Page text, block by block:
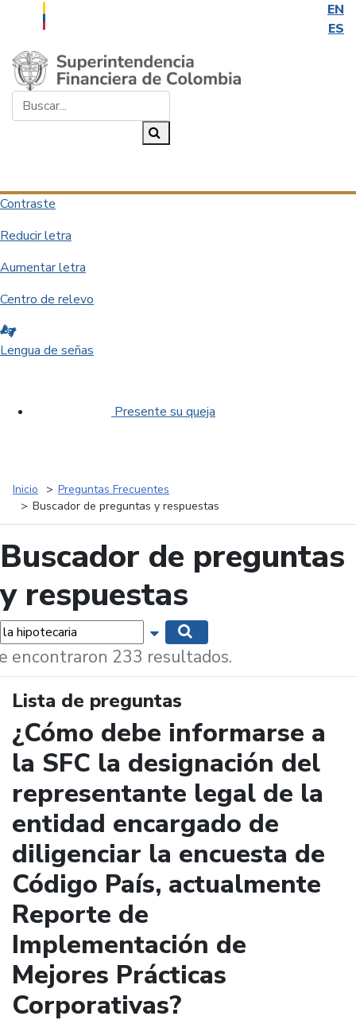
EN
ES
Saltar al contenido principal
Contraste
Reducir letra
Aumentar letra
Centro de relevo
Lengua de señas
Presente su queja
Inicio
Preguntas Frecuentes
Buscador de preguntas y respuestas
Buscador de preguntas
y respuestas
Mostrar opciones de búsqueda
encontraron 233 resultados.
Lista de preguntas
¿Cómo debe informarse a
la SFC la designación del
representante legal de la
entidad encargado de
diligenciar la encuesta de
Código País, actualmente
Reporte de
Implementación de
Mejores Prácticas
Corporativas?